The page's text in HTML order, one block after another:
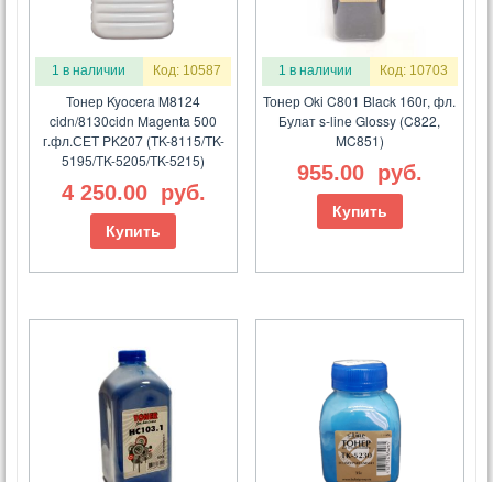
1 в наличии Код: 10587
Тонер Kyocera M8124
cidn/8130cidn Magenta 500
г.фл.СЕТ PK207 (TK-8115/TK-
5195/TK-5205/TK-5215)
4 250.00 руб.
Купить
1 в наличии Код: 10703
Тонер Oki C801 Black 160г, фл.
Булат s-line Glossy (C822,
MC851)
955.00 руб.
Купить